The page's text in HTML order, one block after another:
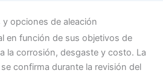
y opciones de aleación
en función de sus objetivos de
la corrosión, desgaste y costo. La
confirma durante la revisión del